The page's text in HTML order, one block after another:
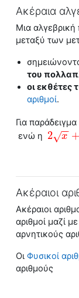
Ακέραια
Μια
μεταξύ των
του
οι εκθέτες
αριθμοί.
Για
ενώ η 2 x
−
−
√ +
2x+5 x
Ακέραιοι
Ακέραιοι
αριθμοίμαζί με
αρνητικούς
Οι Φυσικοί
αριθμούς